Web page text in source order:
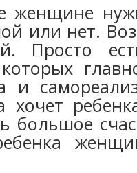
женщине
или нет.
Просто
и
хочет
большое